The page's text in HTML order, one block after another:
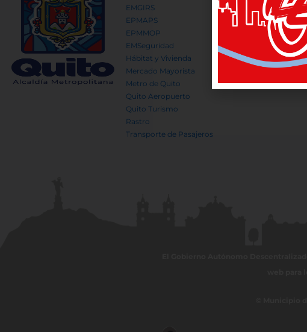
EMGIRS
EPMAPS
EPMMOP
EMSeguridad
Hábitat y Vivienda
Mercado Mayorista
Metro de Quito
Quito Aeropuerto
Quito Turismo
Rastro
Transporte de Pasajeros